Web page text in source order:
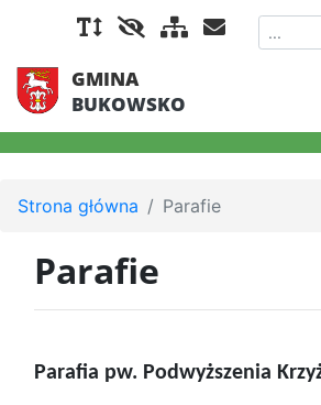
GMINA
BUKOWSKO
Strona główna Parafie
Parafie
Parafia pw. Podwyższenia